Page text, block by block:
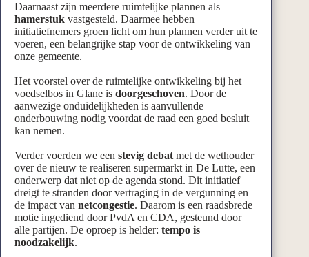
Daarnaast zijn meerdere ruimtelijke plannen als
hamerstuk vastgesteld. Daarmee hebben
initiatiefnemers groen licht om hun plannen verder uit te
voeren, een belangrijke stap voor de ontwikkeling van
onze gemeente.
Het voorstel over de ruimtelijke ontwikkeling bij het
voedselbos in Glane is doorgeschoven. Door de
aanwezige onduidelijkheden is aanvullende
onderbouwing nodig voordat de raad een goed besluit
kan nemen.
Verder voerden we een stevig debat met de wethouder
over de nieuw te realiseren supermarkt in De Lutte, een
onderwerp dat niet op de agenda stond. Dit initiatief
dreigt te stranden door vertraging in de vergunning en
de impact van netcongestie. Daarom is een raadsbrede
motie ingediend door PvdA en CDA, gesteund door
alle partijen. De oproep is helder: tempo is
noodzakelijk.